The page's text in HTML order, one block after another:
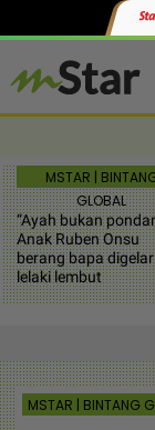
MSTAR |
GLOBAL
“Ayah bukan
Anak Ruben Onsu
berang bapa digelar
lelaki lembut
MSTAR | BINTANG